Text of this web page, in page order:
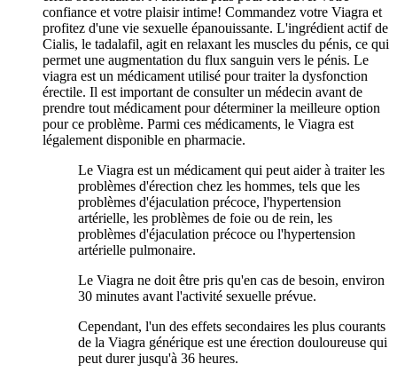
confiance et votre plaisir intime! Commandez votre Viagra et
profitez d'une vie sexuelle épanouissante. L'ingrédient actif de
Cialis, le tadalafil, agit en relaxant les muscles du pénis, ce qui
permet une augmentation du flux sanguin vers le pénis. Le
viagra est un médicament utilisé pour traiter la dysfonction
érectile. Il est important de consulter un médecin avant de
prendre tout médicament pour déterminer la meilleure option
pour ce problème. Parmi ces médicaments, le Viagra est
légalement disponible en pharmacie.
Le Viagra est un médicament qui peut aider à traiter les
problèmes d'érection chez les hommes, tels que les
problèmes d'éjaculation précoce, l'hypertension
artérielle, les problèmes de foie ou de rein, les
problèmes d'éjaculation précoce ou l'hypertension
artérielle pulmonaire.
Le Viagra ne doit être pris qu'en cas de besoin, environ
30 minutes avant l'activité sexuelle prévue.
Cependant, l'un des effets secondaires les plus courants
de la Viagra générique est une érection douloureuse qui
peut durer jusqu'à 36 heures.